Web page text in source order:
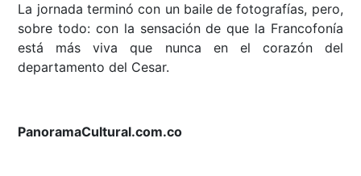
La jornada terminó con un baile de fotografías, pero,
sobre todo: con la sensación de que la Francofonía
está más viva que nunca en el corazón del
departamento del Cesar.
PanoramaCultural.com.co